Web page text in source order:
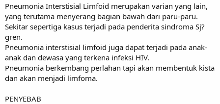
Pneumonia Interstisial Limfoid merupakan varian yang lain,
yang terutama menyerang bagian bawah dari paru-paru.
Sekitar sepertiga kasus terjadi pada penderita sindroma Sj?
gren.
Pneumonia interstisial limfoid juga dapat terjadi pada anak-
anak dan dewasa yang terkena infeksi HIV.
Pneumonia berkembang perlahan tapi akan membentuk kista
dan akan menjadi limfoma.
PENYEBAB